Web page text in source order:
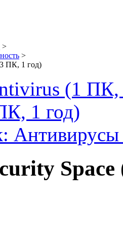
>
>
ПК, 1 год)
(1 ПК,
1 год)
Антивирусы